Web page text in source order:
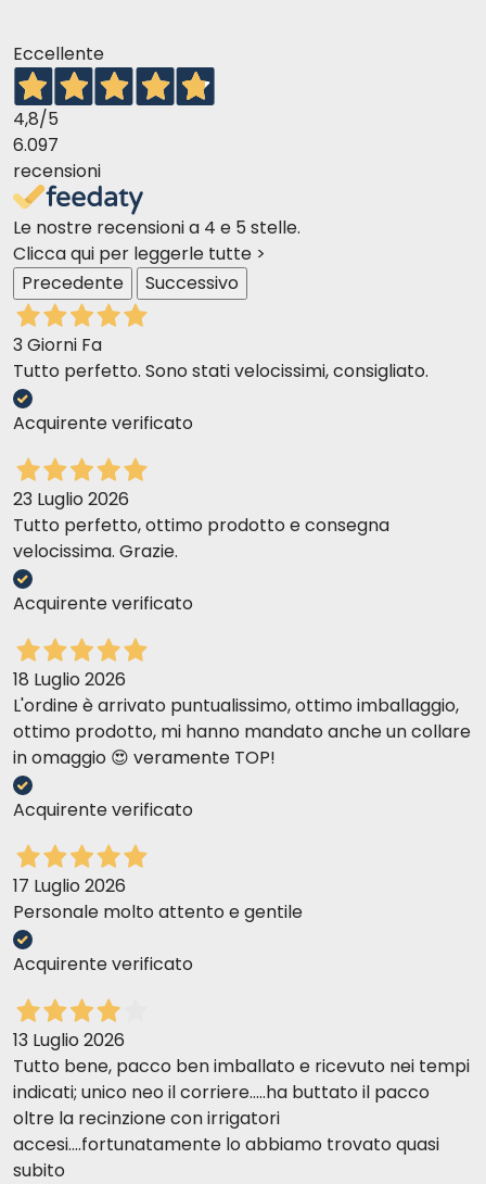
Eccellente
4,8/5
6.097
recensioni
Le nostre recensioni a 4 e 5 stelle.
Clicca qui per leggerle tutte >
Precedente
Successivo
3 Giorni Fa
Tutto perfetto. Sono stati velocissimi, consigliato.
Acquirente verificato
23 Luglio 2026
Tutto perfetto, ottimo prodotto e consegna
velocissima. Grazie.
Acquirente verificato
18 Luglio 2026
L'ordine è arrivato puntualissimo, ottimo imballaggio,
ottimo prodotto, mi hanno mandato anche un collare
in omaggio 😍 veramente TOP!
Acquirente verificato
17 Luglio 2026
Personale molto attento e gentile
Acquirente verificato
13 Luglio 2026
Tutto bene, pacco ben imballato e ricevuto nei tempi
indicati; unico neo il corriere.....ha buttato il pacco
oltre la recinzione con irrigatori
accesi....fortunatamente lo abbiamo trovato quasi
subito